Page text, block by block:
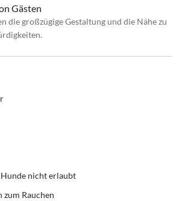
Gästen
die großzügige Gestaltung und die Nähe zu
nicht erlaubt
zum Rauchen